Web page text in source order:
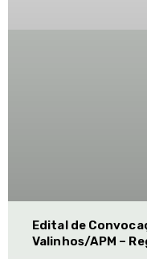
Edital de
Valinhos/APM –